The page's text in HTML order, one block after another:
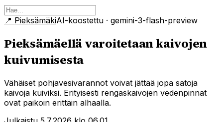
📍 PieksämäkiAI-koostettu · gemini-3-flash-preview
Pieksämäellä varoitetaan kaivojen
kuivumisesta
Vähäiset pohjavesivarannot voivat jättää jopa satoja
kaivoja kuiviksi. Erityisesti rengaskaivojen vedenpinnat
ovat paikoin erittäin alhaalla.